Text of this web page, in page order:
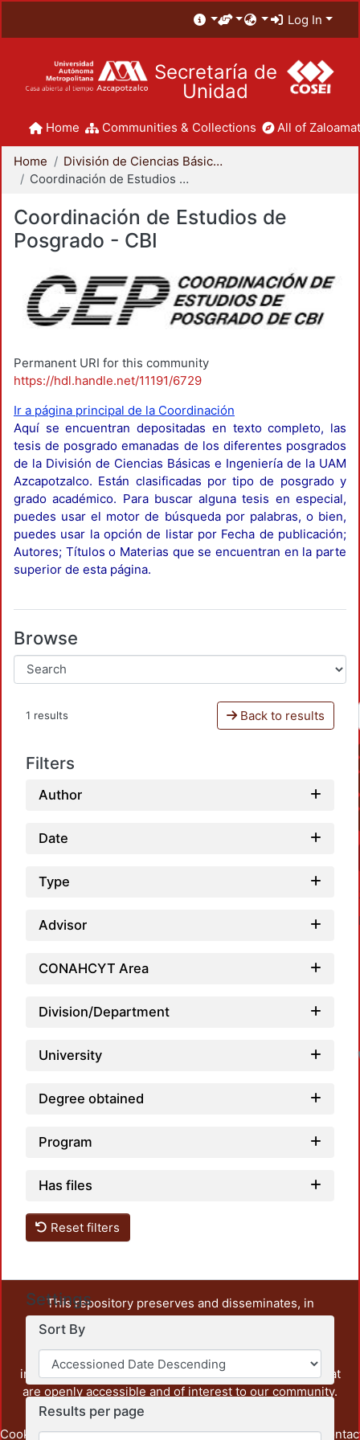
Log In
Secretaría de
Unidad
Home Communities & Collections All of
Home
División de Ciencias Básicas e Ingeniería
Coordinación de Estudios de Posgrado - CBI
Coordinación de Estudios de
Posgrado - CBI
Permanent URI for this community
https://hdl.handle.net/11191/6729
Ir a página principal de la Coordinación
Aquí se encuentran depositadas en texto completo, las
tesis de posgrado emanadas de los diferentes posgrados
de la División de Ciencias Básicas e Ingeniería de la UAM
Azcapotzalco. Están clasificadas por tipo de posgrado y
grado académico. Para buscar alguna tesis en especial,
puedes usar el motor de búsqueda por palabras, o bien,
puedes usar la opción de listar por Fecha de publicación;
Autores; Títulos o Materias que se encuentran en la parte
superior de esta página.
Browse
1 results Back to results
Filters
Author
Date
Type
Advisor
CONAHCYT Area
Division/Department
University
Degree obtained
Program
Has files
Reset filters
Settings
Sort By
Results per page
This repository preserves and disseminates, in
unrestricted open access, the teaching and research
output of UAM Azcapotzalco. It also includes some
administrative and graphic documents from the
institution, as well as content from other institutions that
are openly accessible and of interest to our community.
Cookie Privacy End User Send